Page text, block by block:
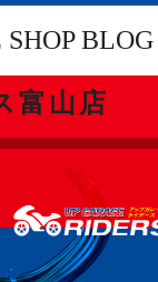
BLOG
富山店